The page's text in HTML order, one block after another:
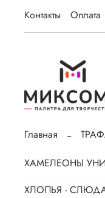
Контакты Оплата
Главная
ХАМЕЛЕОНЫ
ХЛОПЬЯ -